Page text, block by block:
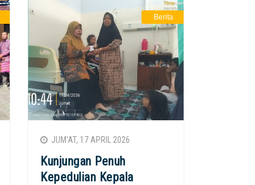
Berita
JUM'AT, 17 APRIL 2026
Kunjungan Penuh
Kepedulian Kepala